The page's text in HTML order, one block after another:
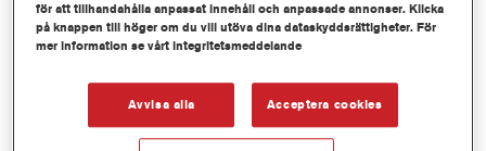
Produktfunktioner
Kortare förberedelsetider.
Snabb lagerkontroll.
Enkel administration.
Sparar lagerutrymme.
för att tillhandahålla anpassat innehåll och anpassade annonser. Klicka
på knappen till höger om du vill utöva dina dataskyddsrättigheter. För
mer information se vårt integritetsmeddelande
Avvisa alla Acceptera cookies